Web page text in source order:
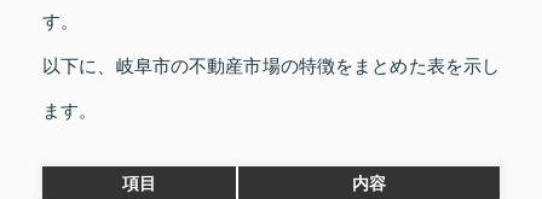
す。
以下に、岐阜市の不動産市場の特徴をまとめた表を示し
ます。
項目 内容